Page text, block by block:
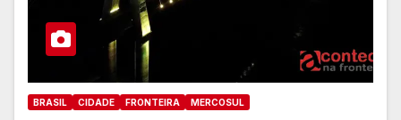
BRASIL CIDADE FRONTEIRA MERCOSUL